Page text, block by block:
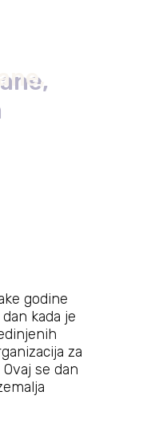
godine
kada je
za
se dan